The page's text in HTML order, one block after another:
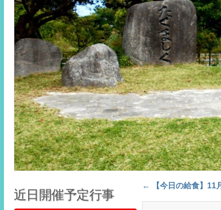
Post navigation
← 【今日の給食】11
近日開催予定行事